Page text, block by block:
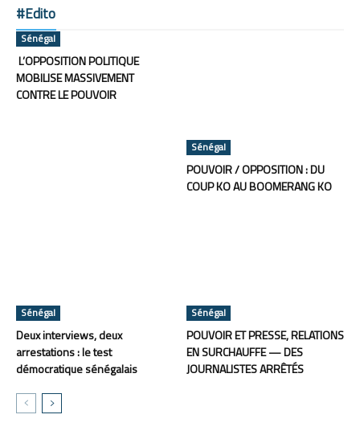
#Edito
Sénégal
L’OPPOSITION POLITIQUE
MOBILISE MASSIVEMENT
CONTRE LE POUVOIR
Sénégal
POUVOIR / OPPOSITION : DU
COUP KO AU BOOMERANG KO
Sénégal
Deux interviews, deux
arrestations : le test
démocratique sénégalais
Sénégal
POUVOIR ET PRESSE, RELATIONS
EN SURCHAUFFE — DES
JOURNALISTES ARRÊTÉS